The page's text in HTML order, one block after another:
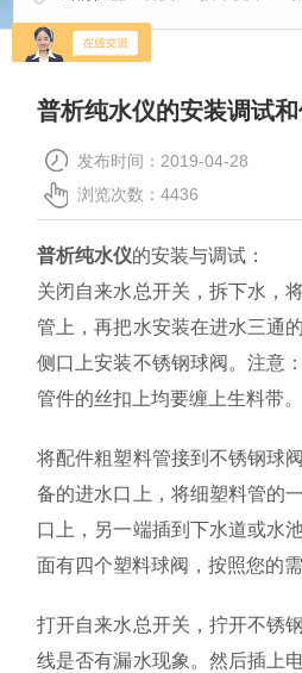
联系我
普析纯水仪的安装调试
发布时间：2019-04-28
浏览次数：4436
普析纯水仪的安装与调试：
关闭自来水总开关，拆下水，
管上，再把水安装在进水三通
侧口上安装不锈钢球阀。注意
管件的丝扣上均要缠上生料带。
将配件粗塑料管接到不锈钢球
备的进水口上，将细塑料管的
口上，另一端插到下水道或水
面有四个塑料球阀，按照您的
打开自来水总开关，拧开不锈
线是否有漏水现象。然后插上